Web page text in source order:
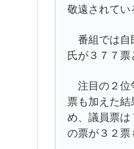
敬遠されてい
番組では自
氏が３７７票
注目の２位
票も加えた
め、議員票は
の票が３２票